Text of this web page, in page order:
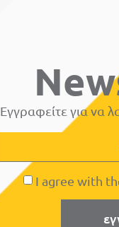
Εγγραφείτε για να
I agree with